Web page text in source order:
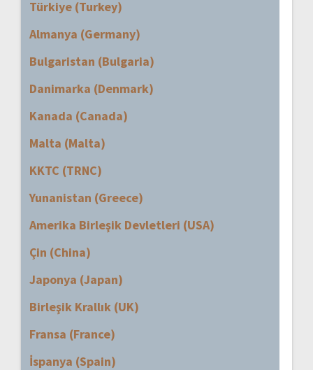
Türkiye (Turkey)
Almanya (Germany)
Bulgaristan (Bulgaria)
Danimarka (Denmark)
Kanada (Canada)
Malta (Malta)
KKTC (TRNC)
Yunanistan (Greece)
Amerika Birleşik Devletleri (USA)
Çin (China)
Japonya (Japan)
Birleşik Krallık (UK)
Fransa (France)
İspanya (Spain)